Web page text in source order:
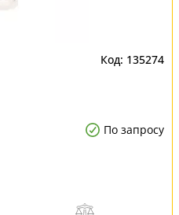
135274
По запросу